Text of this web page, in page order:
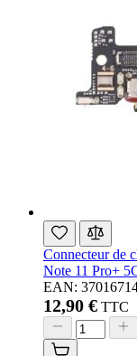
Connecteur de
Note 11 Pro+
EAN:
12,90 € TTC